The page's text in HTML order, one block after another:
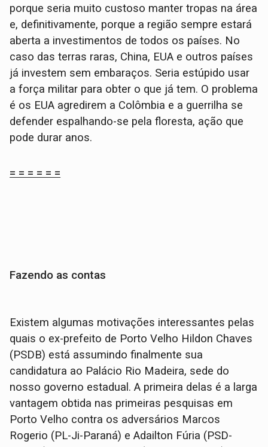
porque seria muito custoso manter tropas na área
e, definitivamente, porque a região sempre estará
aberta a investimentos de todos os países. No
caso das terras raras, China, EUA e outros países
já investem sem embaraços. Seria estúpido usar
a força militar para obter o que já tem. O problema
é os EUA agredirem a Colômbia e a guerrilha se
defender espalhando-se pela floresta, ação que
pode durar anos.
= = = = = =
Fazendo as contas
Existem algumas motivações interessantes pelas
quais o ex-prefeito de Porto Velho Hildon Chaves
(PSDB) está assumindo finalmente sua
candidatura ao Palácio Rio Madeira, sede do
nosso governo estadual. A primeira delas é a larga
vantagem obtida nas primeiras pesquisas em
Porto Velho contra os adversários Marcos
Rogerio (PL-Ji-Paraná) e Adailton Fúria (PSD-